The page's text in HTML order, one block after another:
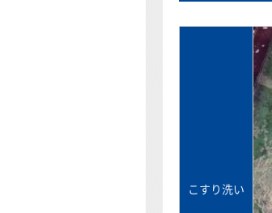
こすり洗い